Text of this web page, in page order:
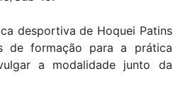
desportiva de Hoquei Patins
de formação para a prática
a modalidade junto da